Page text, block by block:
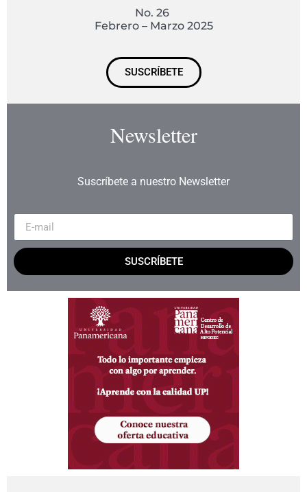
No. 26
Febrero – Marzo 2025
SUSCRÍBETE
Newsletter
Suscríbete a nuestro Newsletter
SUSCRÍBETE